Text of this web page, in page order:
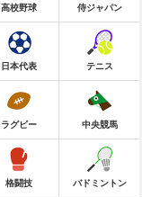
高校野球 侍ジャパン
日本代表 テニス
ラグビー 中央競馬
格闘技 バドミントン